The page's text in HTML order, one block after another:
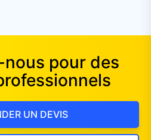
pour des
UN DEVIS